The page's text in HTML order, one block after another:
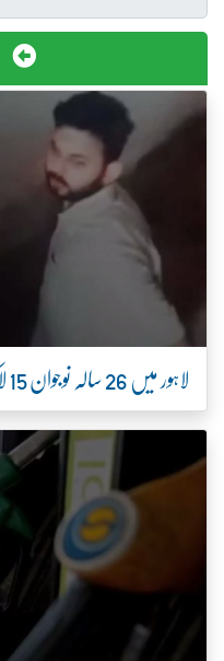
لاہور میں 26 سالہ نوجوان 15 لاکھ روپے تاوان کے لیے اغوا